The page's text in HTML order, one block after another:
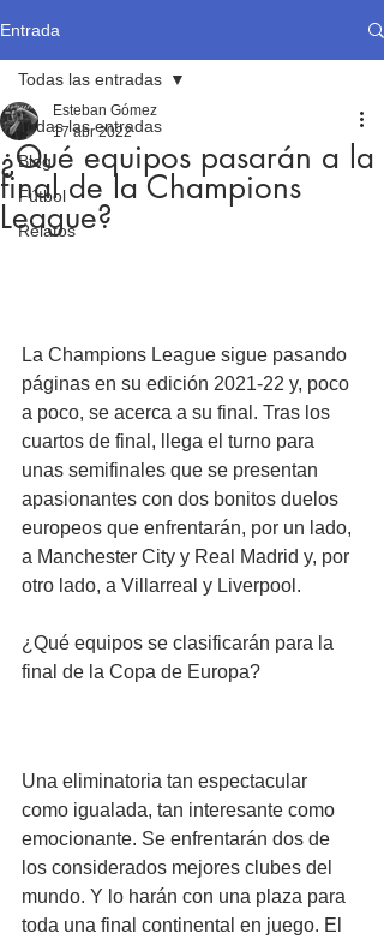
Entrada
Todas las entradas
Blog
Fútbol
Relatos
Todas las entradas
¿Qué equipos pasarán a la
final de la Champions
League?
Esteban Gómez
17 abr 2022
La Champions League sigue pasando
páginas en su edición 2021-22 y, poco
a poco, se acerca a su final. Tras los
cuartos de final, llega el turno para
unas semifinales que se presentan
apasionantes con dos bonitos duelos
europeos que enfrentarán, por un lado,
a Manchester City y Real Madrid y, por
otro lado, a Villarreal y Liverpool.
¿Qué equipos se clasificarán para la
final de la Copa de Europa?
Una eliminatoria tan espectacular
como igualada, tan interesante como
emocionante. Se enfrentarán dos de
los considerados mejores clubes del
mundo. Y lo harán con una plaza para
toda una final continental en juego. El